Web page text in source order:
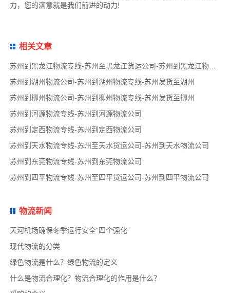
力，您的满意就是我们前进的动力!
相关文章
苏州到黑龙江物流专线-苏州至黑龙江货运公司-苏州到黑龙江物流公司
苏州到湖州物流公司-苏州到湖州物流专线-苏州发货至湖州
苏州到柳州物流公司-苏州到柳州物流专线-苏州发货至柳州
苏州到河源物流专线-苏州到河源物流公司
苏州到定西物流专线-苏州到定西物流公司
苏州到天水物流专线-苏州至天水货运公司-苏州到天水物流公司
苏州到东莞物流专线-苏州到东莞物流公司
苏州到四平物流专线-苏州至四平货运公司-苏州到四平物流公司
物流新闻
天河机场确保冬季运行安全“四个强化”
现代物流的分类
绿色物流是什么？绿色物流的定义
什么是物流合理化？物流合理化的作用是什么？